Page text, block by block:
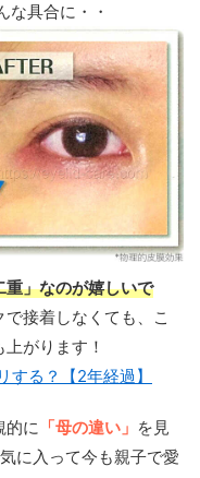
な具合に・・
」なのが嬉しいで
接着しなくても、こ
がります！
る？【2年経過】
的に 「母の違い」 を見
に入って今も親子で愛